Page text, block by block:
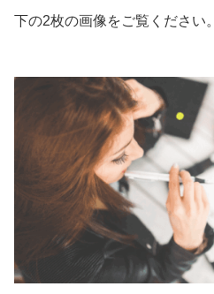
下の2枚の画像をご覧ください。